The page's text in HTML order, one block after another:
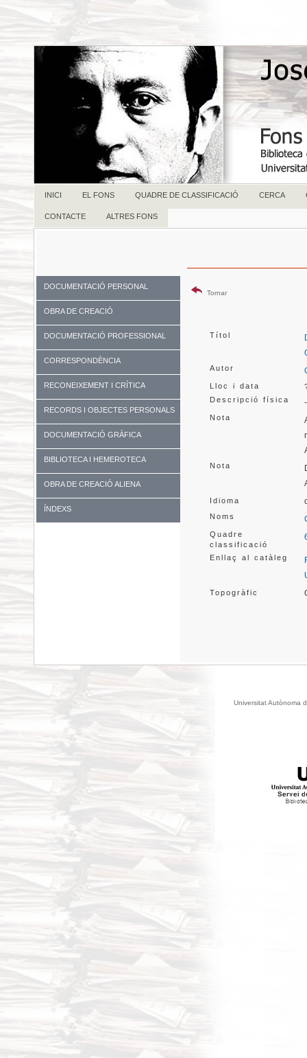
INICI EL FONS QUADRE DE CLASSIFICACIÓ CERCA
CONTACTE ALTRES FONS
DOCUMENTACIÓ PERSONAL
OBRA DE CREACIÓ
DOCUMENTACIÓ PROFESSIONAL
CORRESPONDÈNCIA
RECONEIXEMENT I CRÍTICA
RECORDS I OBJECTES PERSONALS
DOCUMENTACIÓ GRÀFICA
BIBLIOTECA I HEMEROTECA
OBRA DE CREACIÓ ALIENA
ÍNDEXS
Tornar
Títol
Autor
Lloc i data
Descripció física
Nota
Nota
Idioma
Noms
Quadre
classificació
Enllaç al catàleg
Topogràfic
Universitat Autònoma